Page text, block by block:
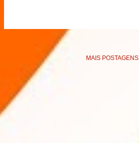
MAIS POSTAGENS